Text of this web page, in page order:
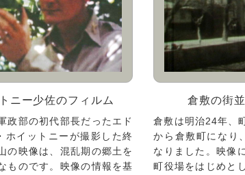
ニー少佐のフィルム
政部の初代部長だったエド
ホイットニーが撮影した終
の映像は、混乱期の郷土を
ものです。映像の情報を基
倉敷の街
倉敷は明治24年、
から倉敷町になり
なりました。映像
町役場をはじめと